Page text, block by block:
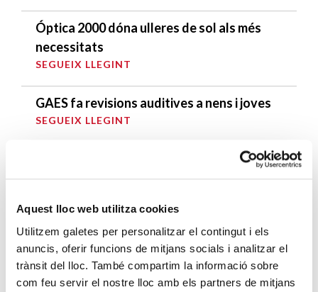
Aquest lloc web utilitza cookies
Utilitzem galetes per personalitzar el contingut i els
anuncis, oferir funcions de mitjans socials i analitzar el
trànsit del lloc. També compartim la informació sobre
com feu servir el nostre lloc amb els partners de mitjans
Óptica 2000 dóna ulleres de sol als més
necessitats
SEGUEIX LLEGINT
GAES fa revisions auditives a nens i joves
SEGUEIX LLEGINT
SEGUEIX LLEGINT
DARRERES ENTRADES
Càritas expressa la seva preocupació per
la situació a Ceuta i fa una crida a la